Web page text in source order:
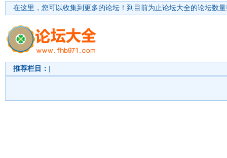
在这里，您可以收集到更多的论坛！ 到目前为止论坛大全的论坛数
推荐栏目：